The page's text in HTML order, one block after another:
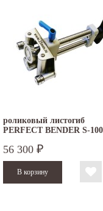
роликовый листогиб
PERFECT BENDER S-100
56 300 ₽